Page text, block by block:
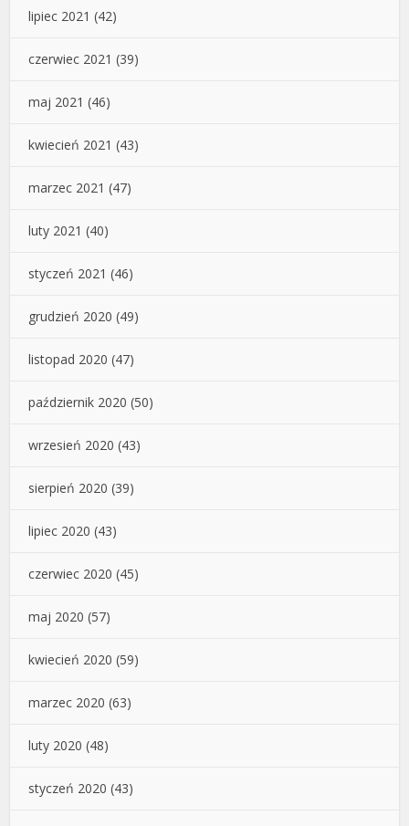
lipiec 2021 (42)
czerwiec 2021 (39)
maj 2021 (46)
kwiecień 2021 (43)
marzec 2021 (47)
luty 2021 (40)
styczeń 2021 (46)
grudzień 2020 (49)
listopad 2020 (47)
październik 2020 (50)
wrzesień 2020 (43)
sierpień 2020 (39)
lipiec 2020 (43)
czerwiec 2020 (45)
maj 2020 (57)
kwiecień 2020 (59)
marzec 2020 (63)
luty 2020 (48)
styczeń 2020 (43)